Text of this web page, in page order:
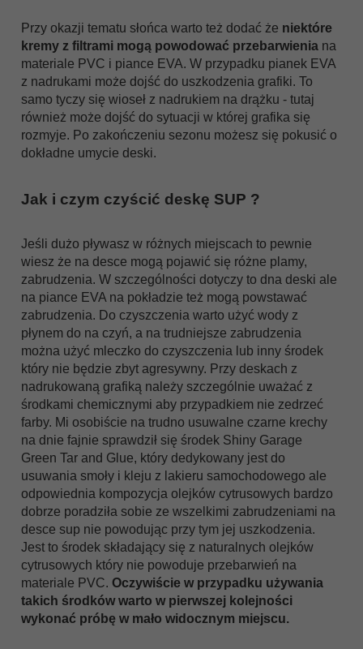
Przy okazji tematu słońca warto też dodać że niektóre
kremy z filtrami mogą powodować przebarwienia na
materiale PVC i piance EVA. W przypadku pianek EVA
z nadrukami może dojść do uszkodzenia grafiki. To
samo tyczy się wioseł z nadrukiem na drążku - tutaj
również może dojść do sytuacji w której grafika się
rozmyje. Po zakończeniu sezonu możesz się pokusić o
dokładne umycie deski.
Jak i czym czyścić deskę SUP ?
Jeśli dużo pływasz w różnych miejscach to pewnie
wiesz że na desce mogą pojawić się różne plamy,
zabrudzenia. W szczególności dotyczy to dna deski ale
na piance EVA na pokładzie też mogą powstawać
zabrudzenia. Do czyszczenia warto użyć wody z
płynem do na czyń, a na trudniejsze zabrudzenia
można użyć mleczko do czyszczenia lub inny środek
który nie będzie zbyt agresywny. Przy deskach z
nadrukowaną grafiką należy szczególnie uważać z
środkami chemicznymi aby przypadkiem nie zedrzeć
farby. Mi osobiście na trudno usuwalne czarne krechy
na dnie fajnie sprawdził się środek Shiny Garage
Green Tar and Glue, który dedykowany jest do
usuwania smoły i kleju z lakieru samochodowego ale
odpowiednia kompozycja olejków cytrusowych bardzo
dobrze poradziła sobie ze wszelkimi zabrudzeniami na
desce sup nie powodując przy tym jej uszkodzenia.
Jest to środek składający się z naturalnych olejków
cytrusowych który nie powoduje przebarwień na
materiale PVC. Oczywiście w przypadku używania
takich środków warto w pierwszej kolejności
wykonać próbę w mało widocznym miejscu.